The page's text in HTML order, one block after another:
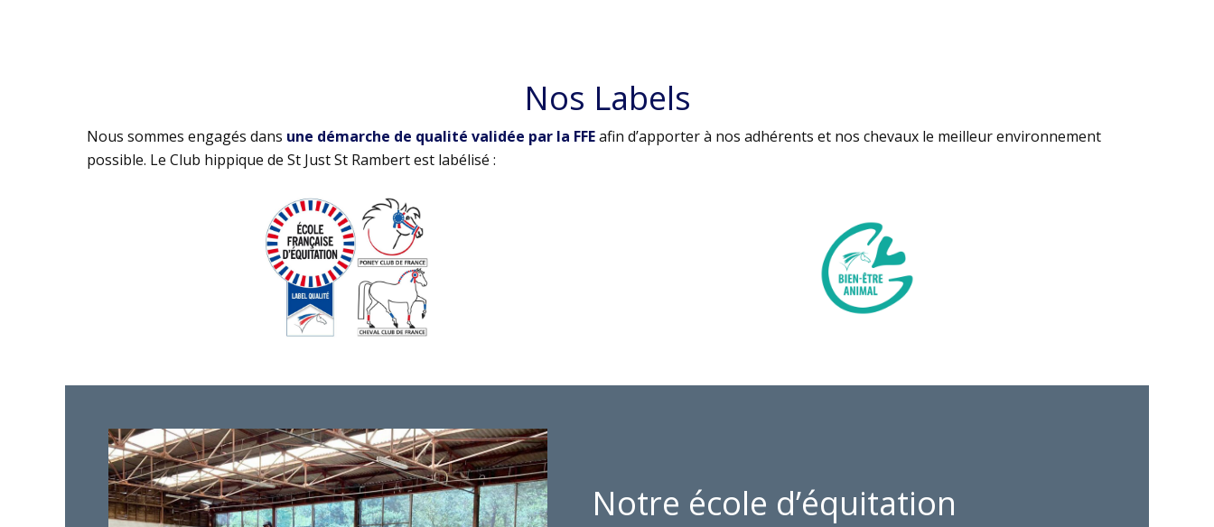
Nos Labels
Nous sommes engagés dans une démarche de qualité validée par la FFEafin d’apporter à nos adhérents et nos chevaux le meilleur environnement
possible. Le Club hippique de St Just St Rambert est labélisé :
Notre école d’équitation